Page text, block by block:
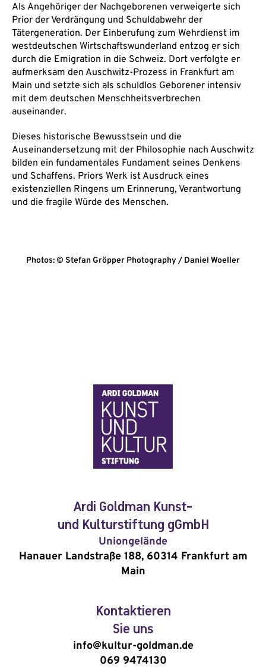
Als Angehöriger der Nachgeborenen verweigerte sich
Prior der Verdrängung und Schuldabwehr der
Tätergeneration. Der Einberufung zum Wehrdienst im
westdeutschen Wirtschaftswunderland entzog er sich
durch die Emigration in die Schweiz. Dort verfolgte er
aufmerksam den Auschwitz-Prozess in Frankfurt am
Main und setzte sich als schuldlos Geborener intensiv
mit dem deutschen Menschheitsverbrechen
auseinander.
Dieses historische Bewusstsein und die
Auseinandersetzung mit der Philosophie nach Auschwitz
bilden ein fundamentales Fundament seines Denkens
und Schaffens. Priors Werk ist Ausdruck eines
existenziellen Ringens um Erinnerung, Verantwortung
und die fragile Würde des Menschen.
Photos: © Stefan Gröpper Photography / Daniel Woeller
Ardi Goldman Kunst-
und Kulturstiftung gGmbH
Uniongelände
Hanauer Landstraße 188, 60314 Frankfurt am
Main
Kontaktieren
Sie uns
info@kultur-goldman.de
069 9474130